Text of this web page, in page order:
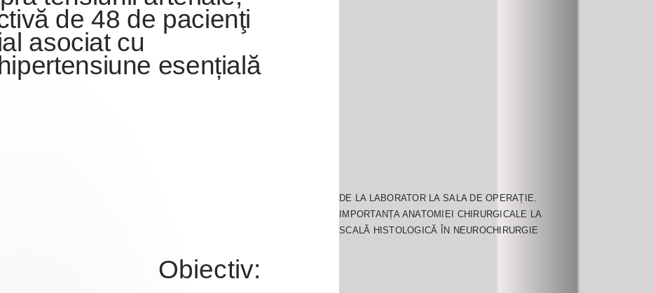
de 48 de pacienţi
asociat cu
esențială
Obiectiv:
DE LA LABORATOR LA SALA DE OPERAȚIE.
IMPORTANȚA ANATOMIEI CHIRURGICALE LA
SCALĂ HISTOLOGICĂ ÎN NEUROCHIRURGIE